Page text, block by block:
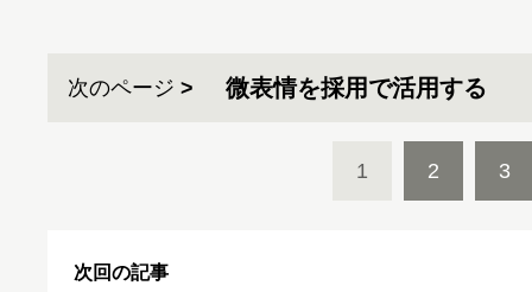
次のページ 微表情を採用で活用する
1 2 3
次回の記事